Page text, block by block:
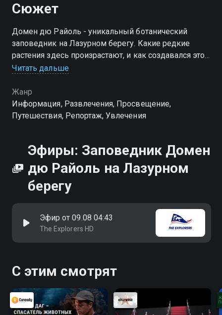
Сюжет
Домен дю Райоль - уникальный ботанический
заповедник на Лазурном берегу. Какие редкие
растения здесь произрастают, и как создавался этот
природный оазис?
Читать дальше
Жанр
Информация, Развлечения, Просвещение,
Путешествия, Репортаж, Увлечения
Эфиры: Заповедник Домен
дю Райоль на Лазурном
берегу
Эфир от 09.08 04:43
The Explorers HD
С этим смотрят